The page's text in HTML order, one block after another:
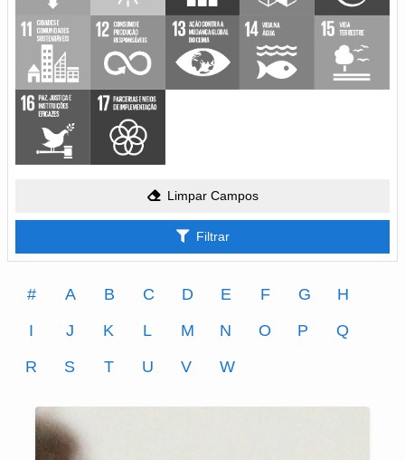
Limpar Campos
Filtrar
# A B C D E F G
H
I
J K L M N O P
Q
R
S T U V W